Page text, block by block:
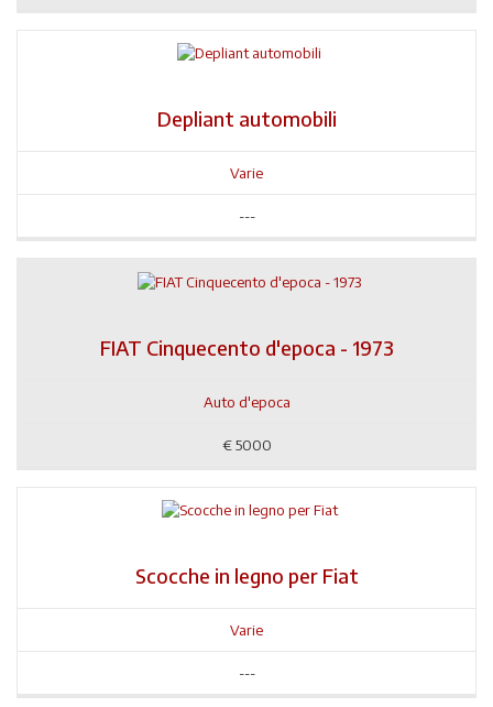
Depliant automobili
Varie
---
FIAT Cinquecento d'epoca - 1973
Auto d'epoca
€ 5000
Scocche in legno per Fiat
Varie
---